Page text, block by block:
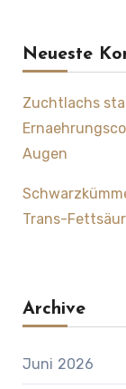
Neueste
Zuchtlachs
Augen
Trans-
Archive
Juni 2026